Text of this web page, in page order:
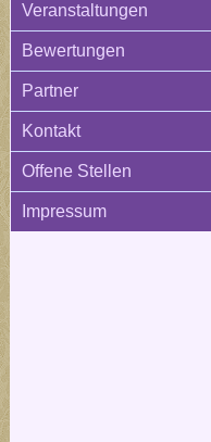
Veranstaltungen
Bewertungen
Partner
Kontakt
Offene Stellen
Impressum